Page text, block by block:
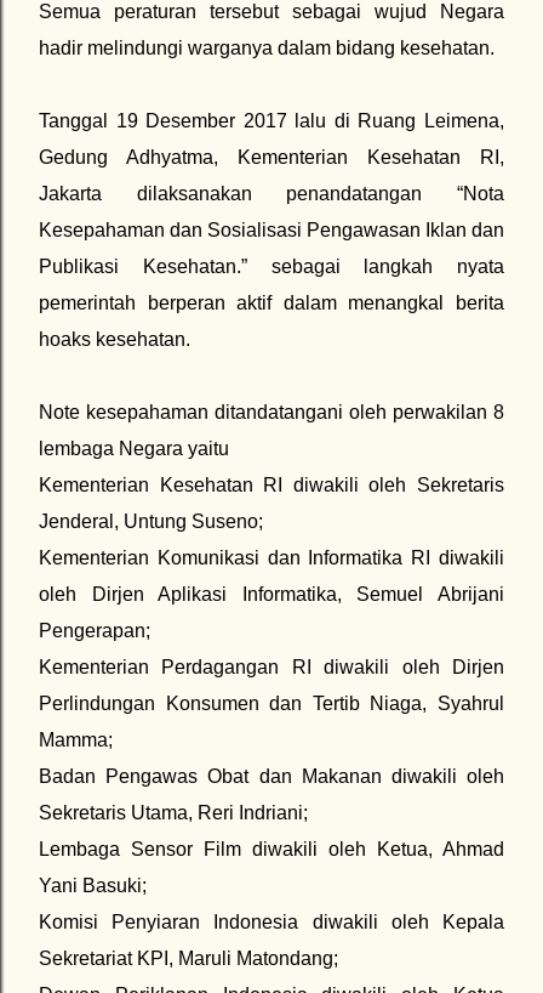
Semua peraturan tersebut sebagai wujud Negara
hadir melindungi warganya dalam bidang kesehatan.
Tanggal 19 Desember 2017 lalu di Ruang Leimena,
Gedung Adhyatma, Kementerian Kesehatan RI,
Jakarta dilaksanakan penandatangan “Nota
Kesepahaman dan Sosialisasi Pengawasan Iklan dan
Publikasi Kesehatan.” sebagai langkah nyata
pemerintah berperan aktif dalam menangkal berita
hoaks kesehatan.
Note kesepahaman ditandatangani oleh perwakilan 8
lembaga Negara yaitu
Kementerian Kesehatan RI diwakili oleh Sekretaris
Jenderal, Untung Suseno;
Kementerian Komunikasi dan Informatika RI diwakili
oleh Dirjen Aplikasi Informatika, Semuel Abrijani
Pengerapan;
Kementerian Perdagangan RI diwakili oleh Dirjen
Perlindungan Konsumen dan Tertib Niaga, Syahrul
Mamma;
Badan Pengawas Obat dan Makanan diwakili oleh
Sekretaris Utama, Reri Indriani;
Lembaga Sensor Film diwakili oleh Ketua, Ahmad
Yani Basuki;
Komisi Penyiaran Indonesia diwakili oleh Kepala
Sekretariat KPI, Maruli Matondang;